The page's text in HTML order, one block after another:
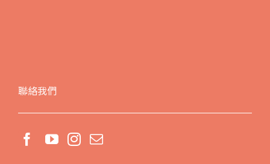
聯絡我們